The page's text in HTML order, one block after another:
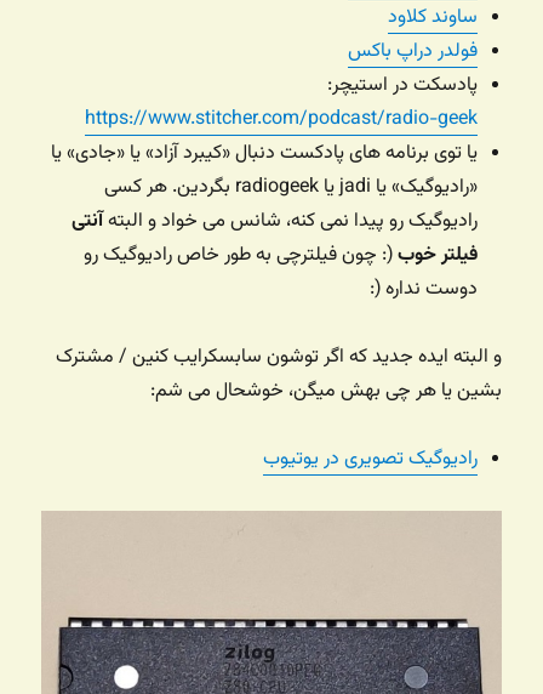
ساوند کلاود
فولدر دراپ باکس
پادسکت در استیچر:
https://www.stitcher.com/podcast/radio-geek
یا توی برنامه های پادکست دنبال «کیبرد آزاد» یا «جادی» یا
«رادیوگیک» یا jadi یا radiogeek بگردین. هر کسی
رادیوگیک رو پیدا نمی کنه، شانس می خواد و البتهآنتی
فیلتر خوب(: چون فیلترچی به طور خاص رادیوگیک رو
دوست نداره (:
و البته ایده جدید که اگر توشون سابسکرایب کنین / مشترک
بشین یا هر چی بهش میگن، خوشحال می شم:
رادیوگیک تصویری در یوتیوب